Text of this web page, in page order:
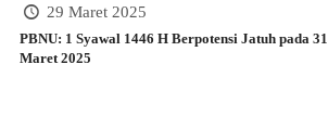
29 Maret 2025
PBNU: 1 Syawal 1446 H Berpotensi Jatuh pada 31
Maret 2025